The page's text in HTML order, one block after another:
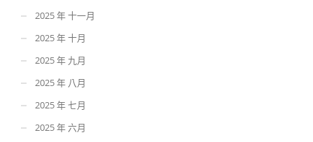
2025 年 十一月
2025 年 十月
2025 年 九月
2025 年 八月
2025 年 七月
2025 年 六月